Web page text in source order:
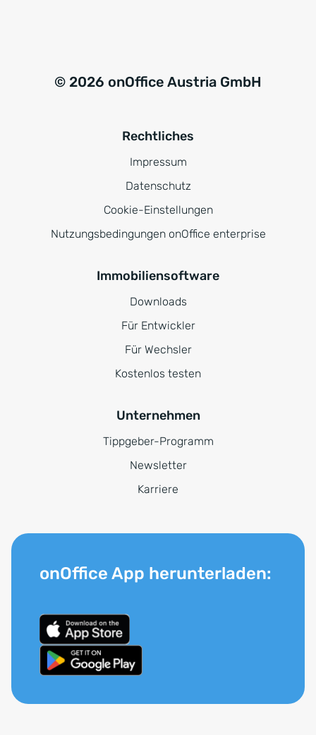
© 2026 onOffice Austria GmbH
Rechtliches
Impressum
Datenschutz
Cookie-Einstellungen
Nutzungsbedingungen onOffice enterprise
Immobiliensoftware
Downloads
Für Entwickler
Für Wechsler
Kostenlos testen
Unternehmen
Tippgeber-Programm
Newsletter
Karriere
onOffice App herunterladen: